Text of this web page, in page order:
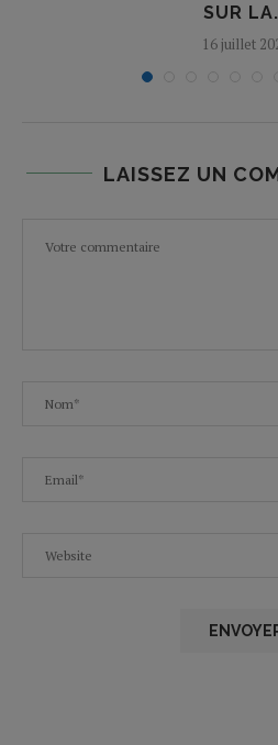
SUR
16 juillet
LAISSEZ UN